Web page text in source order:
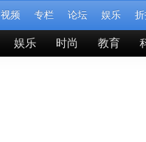
视频 专栏 论坛 娱乐
娱乐 时尚 教育